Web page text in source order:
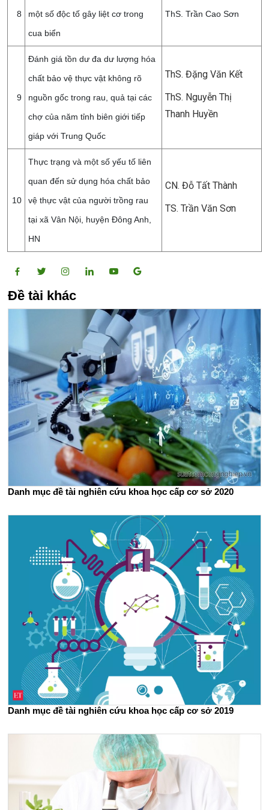
8
một số độc tố gây liệt cơ trong
cua biển
ThS. Trần Cao Sơn
9
Đánh giá tồn dư đa dư lượng hóa
chất bảo vệ thực vật không rõ
nguồn gốc trong rau, quả tại các
chợ của năm tỉnh biên giới tiếp
giáp với Trung Quốc
ThS. Đặng Văn Kết
ThS. Nguyễn Thị
Thanh Huyền
10
Thực trạng và một số yếu tố liên
quan đến sử dụng hóa chất bảo
vệ thực vật của người trồng rau
tại xã Vân Nội, huyện Đông Anh,
HN
CN. Đỗ Tất Thành
TS. Trần Văn Sơn
Đề tài khác
Danh mục đề tài nghiên cứu khoa học cấp cơ sở 2020
Danh mục đề tài nghiên cứu khoa học cấp cơ sở 2019